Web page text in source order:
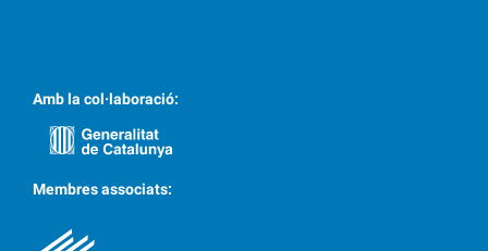
Amb la col·laboració:
Membres associats: